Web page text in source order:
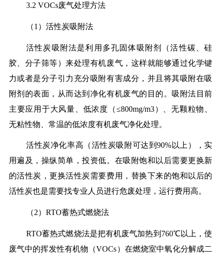
3.2 VOCs废气处理方法
（1）活性炭吸附法
活性炭吸附法是利用多孔固体吸附剂（活性碳、硅
胶、分子筛等）来处理有机废气，这样就能够通过化学键
力或者是分子引力充分吸附有害成分，并且将其吸附在吸
附剂的表面，从而达到净化有机废气的目的。吸附法目前
主要应用于大风量、低浓度（≤800mg/m3）、无颗粒物、
无粘性物、常温的低浓度有机废气净化处理。
活性炭净化率高（活性炭吸附可达到90%以上），实
用遍及，操纵简单，投资低。在吸附饱和以后需要更换新
的活性炭，更换活性炭需要费用，替换下来的饱和以后的
活性炭也是需要找专业人员进行危废处理，运行费用高。
（2）RTO蓄热式燃烧法
RTO蓄热式燃烧法是把有机废气加热到760℃以上，使
废气中的挥发性有机物（VOCs）在燃烧室中氧化分解成二